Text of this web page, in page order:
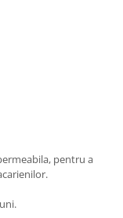
pentru a